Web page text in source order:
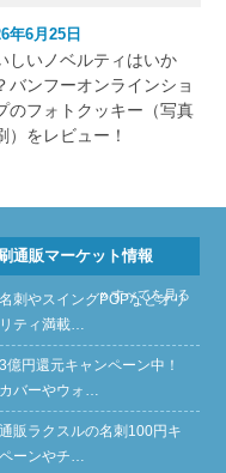
年6月25日
しいノベルティはいか
バンフーオンラインショ
のフォトクッキー（写真
）をレビュー！
通販マーケット情報
» すべてを見る
刺やスイングPOPなどオリ
ティ満載…
億円還元キャンペーン中！
バーやウォ…
販ラクスルの名刺100円キ
ーンやチ…